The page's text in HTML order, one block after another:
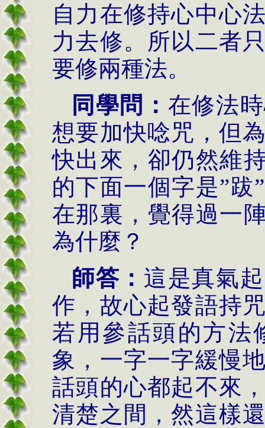
自力在修持心中心
力去修。所以二者
要修兩種法。
同學問： 在修法
想要加快唸咒，但
快出來，卻仍然維
的下面一個字是”跋”
在那裏，覺得過一
為什麼？
師答： 這是真氣
作，故心起發語持
若用參話頭的方法
象，一字一字緩慢
話頭的心都起不來
清楚之間，然這樣